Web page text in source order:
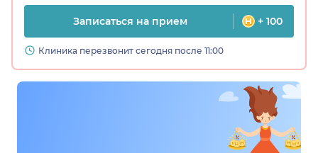
Записаться на прием + 100
Клиника перезвонит сегодня после 11:00